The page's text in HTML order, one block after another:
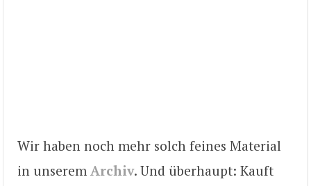
Wir haben noch mehr solch feines Material
in unserem Archiv. Und überhaupt: Kauft